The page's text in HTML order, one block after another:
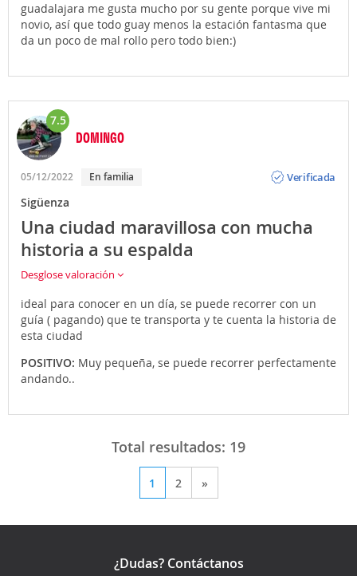
guadalajara me gusta mucho por su gente porque vive mi
novio, así que todo guay menos la estación fantasma que
da un poco de mal rollo pero todo bien:)
7.5
DOMINGO
05/12/2022 En familia
Verificada
Sigüenza
Una ciudad maravillosa con mucha
historia a su espalda
Desglose valoración
ideal para conocer en un día, se puede recorrer con un
guía ( pagando) que te transporta y te cuenta la historia de
esta ciudad
POSITIVO: Muy pequeña, se puede recorrer perfectamente
andando..
Total resultados: 19
1 2 »
¿Dudas? Contáctanos